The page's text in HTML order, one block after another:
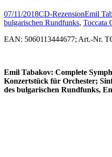
07/11/2018CD-RezensionEmil
bulgarischen Rundfunks, Toccata
EAN: 5060113444677; Art.-Nr.
Emil Tabakov: Complete
Konzertstück für Orchester;
des bulgarischen Rundfunks,